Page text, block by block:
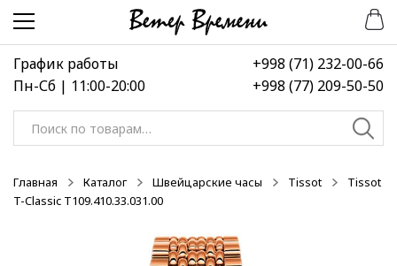
Перейти
навигации
Перейти
содержимому
График работы
Пн-Сб | 11:00-20:00
+998 (71) 232-00-66
+998 (77) 209-50-50
Искать:
Главная Каталог Швейцарские часы Tissot
Tissot
T-Classic T109.410.33.031.00
-50%